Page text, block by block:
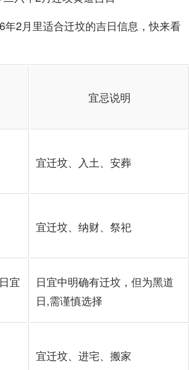
2月里适合迁坟的吉日信息，快来看
宜忌说明
宜迁坟、入土、安葬
宜迁坟、纳财、祭祀
宜
日宜中明确有迁坟，但为黑道
日,需谨慎选择
宜迁坟、进宅、搬家